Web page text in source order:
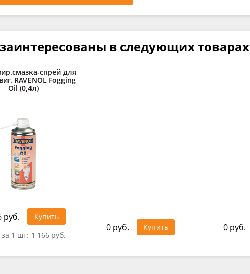
в следующих товарах
спрей для
RAVENOL Fogging
Oil (0,4л)
руб.
Купить
1 шт: 1 166 руб.
0 руб. Купить 0 руб.